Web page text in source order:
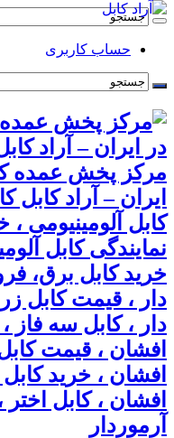
حساب کاربری
مرکز پخش عمده
ایران – آراد کابل
کابل آلومینیومی ،
نمایندگی کابل
خرید کابل برق،
دار ، قیمت کابل
دار ، کابل سه فاز
افشان ، قیمت
افشان ، خرید
افشان ، کابل
آرموردار